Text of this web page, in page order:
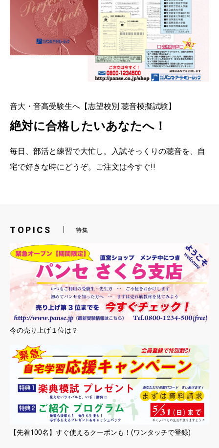
音大・音高受験生へ【志望校別 聴音模擬試験】
絶対に合格したいあなたへ！
毎日、部活と練習で大忙し。入試そっくりの聴音を、自
宅で好きな時にどうぞ。ご注文は今すぐ!!
TOPICS 特集
今の売り上げ１位は？
【先着100名】すぐ使えるクーポンも！(ワンタッチで登録)